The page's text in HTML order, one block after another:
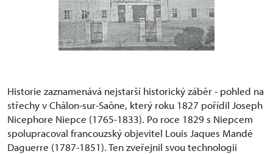
Historie zaznamenává nejstarší historický záběr - pohled na
střechy v Châlon-sur-Saône, který roku 1827 pořídil Joseph
Nicephore Niepce (1765-1833). Po roce 1829 s Niepcem
spolupracoval francouzský objevitel Louis Jaques Mandé
Daguerre (1787-1851). Ten zveřejnil svou technologii